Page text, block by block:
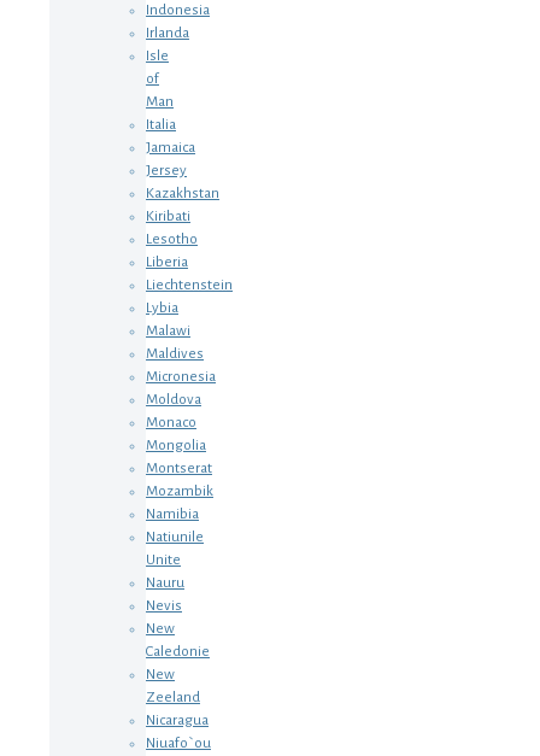
Indonesia
Irlanda
Isle
of
Man
Italia
Jamaica
Jersey
Kazakhstan
Kiribati
Lesotho
Liberia
Liechtenstein
Lybia
Malawi
Maldives
Micronesia
Moldova
Monaco
Mongolia
Montserat
Mozambik
Namibia
Natiunile
Unite
Nauru
Nevis
New
Caledonie
New
Zeeland
Nicaragua
Niuafo`ou